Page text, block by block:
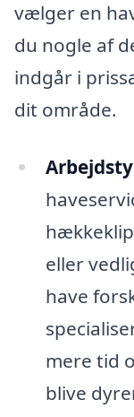
vælger en
du nogle af
indgår i
dit område.
eller
have
mere tid
blive